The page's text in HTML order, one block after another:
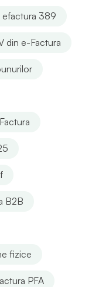
efactura 389
din e-Factura
B2B
fizice
PFA